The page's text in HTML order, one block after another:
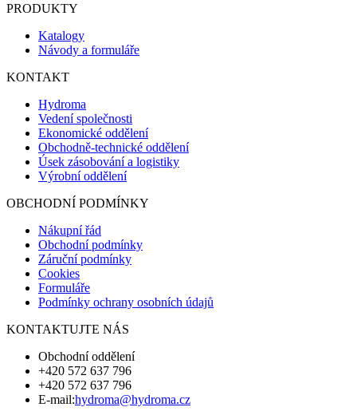
PRODUKTY
Katalogy
Návody a formuláře
KONTAKT
Hydroma
Vedení společnosti
Ekonomické oddělení
Obchodně-technické oddělení
Úsek zásobování a logistiky
Výrobní oddělení
OBCHODNÍ PODMÍNKY
Nákupní řád
Obchodní podmínky
Záruční podmínky
Cookies
Formuláře
Podmínky ochrany osobních údajů
KONTAKTUJTE NÁS
Obchodní oddělení
+420 572 637 796
+420 572 637 796
E-mail:hydroma@hydroma.cz